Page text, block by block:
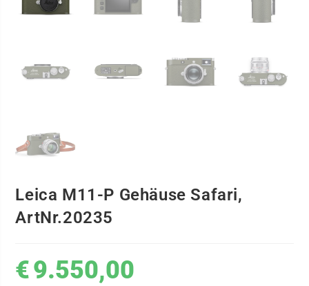
Leica M11-P Gehäuse Safari,
ArtNr.20235
€9.550,00